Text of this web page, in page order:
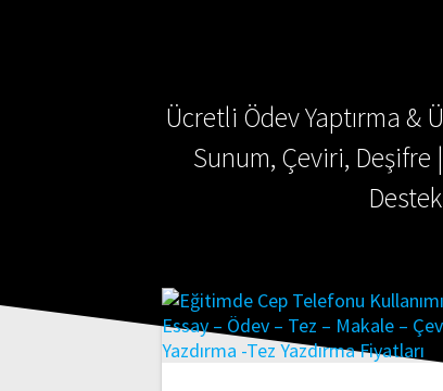
Ücretli Ödev Yaptırma &
Sunum, Çeviri, Deşifre